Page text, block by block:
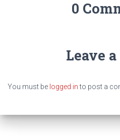
0
Leave
You must be logged into post a